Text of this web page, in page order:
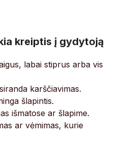
kreiptis į gydytoją
labai stiprus arba vis
karščiavimas.
šlapintis.
išmatose ar šlapime.
ar vėmimas, kurie